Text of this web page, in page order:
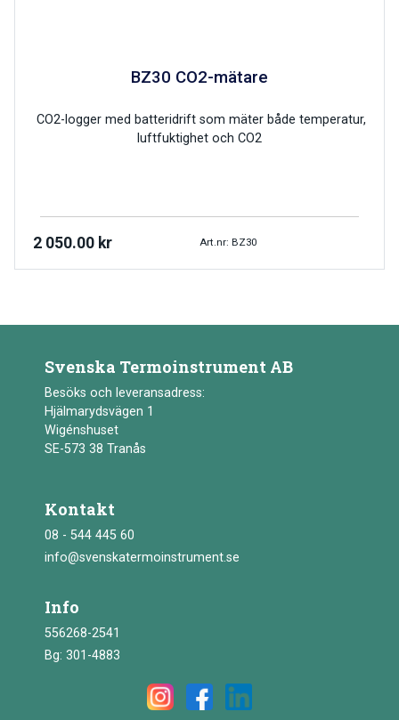
BZ30 CO2-mätare
CO2-logger med batteridrift som mäter både temperatur,
luftfuktighet och CO2
2 050.00 kr Art.nr: BZ30
Svenska Termoinstrument AB
Besöks och leveransadress:
Hjälmarydsvägen 1
Wigénshuset
SE-573 38 Tranås
Kontakt
08 - 544 445 60
info@svenskatermoinstrument.se
Info
556268-2541
Bg: 301-4883